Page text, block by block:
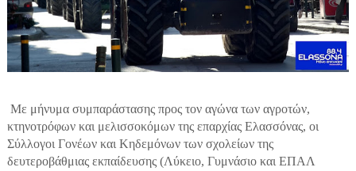
Με μήνυμα συμπαράστασης προς τον αγώνα των αγροτών,
κτηνοτρόφων και μελισσοκόμων της επαρχίας Ελασσόνας, οι
Σύλλογοι Γονέων και Κηδεμόνων των σχολείων της
δευτεροβάθμιας εκπαίδευσης (Λύκειο, Γυμνάσιο και ΕΠΑΛ